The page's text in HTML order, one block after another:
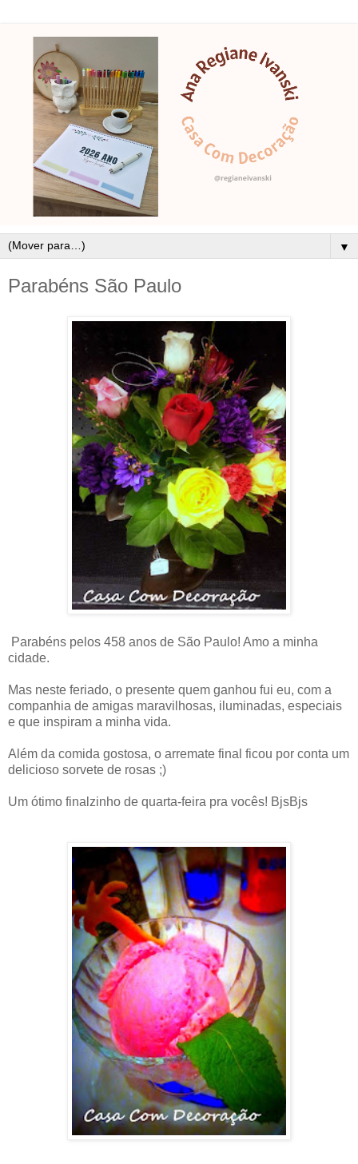
▼
Parabéns São Paulo
Parabéns pelos 458 anos de São Paulo! Amo a minha
cidade.
Mas neste feriado, o presente quem ganhou fui eu, com a
companhia de amigas maravilhosas, iluminadas, especiais
e que inspiram a minha vida.
Além da comida gostosa, o arremate final ficou por conta um
delicioso sorvete de rosas ;)
Um ótimo finalzinho de quarta-feira pra vocês! BjsBjs